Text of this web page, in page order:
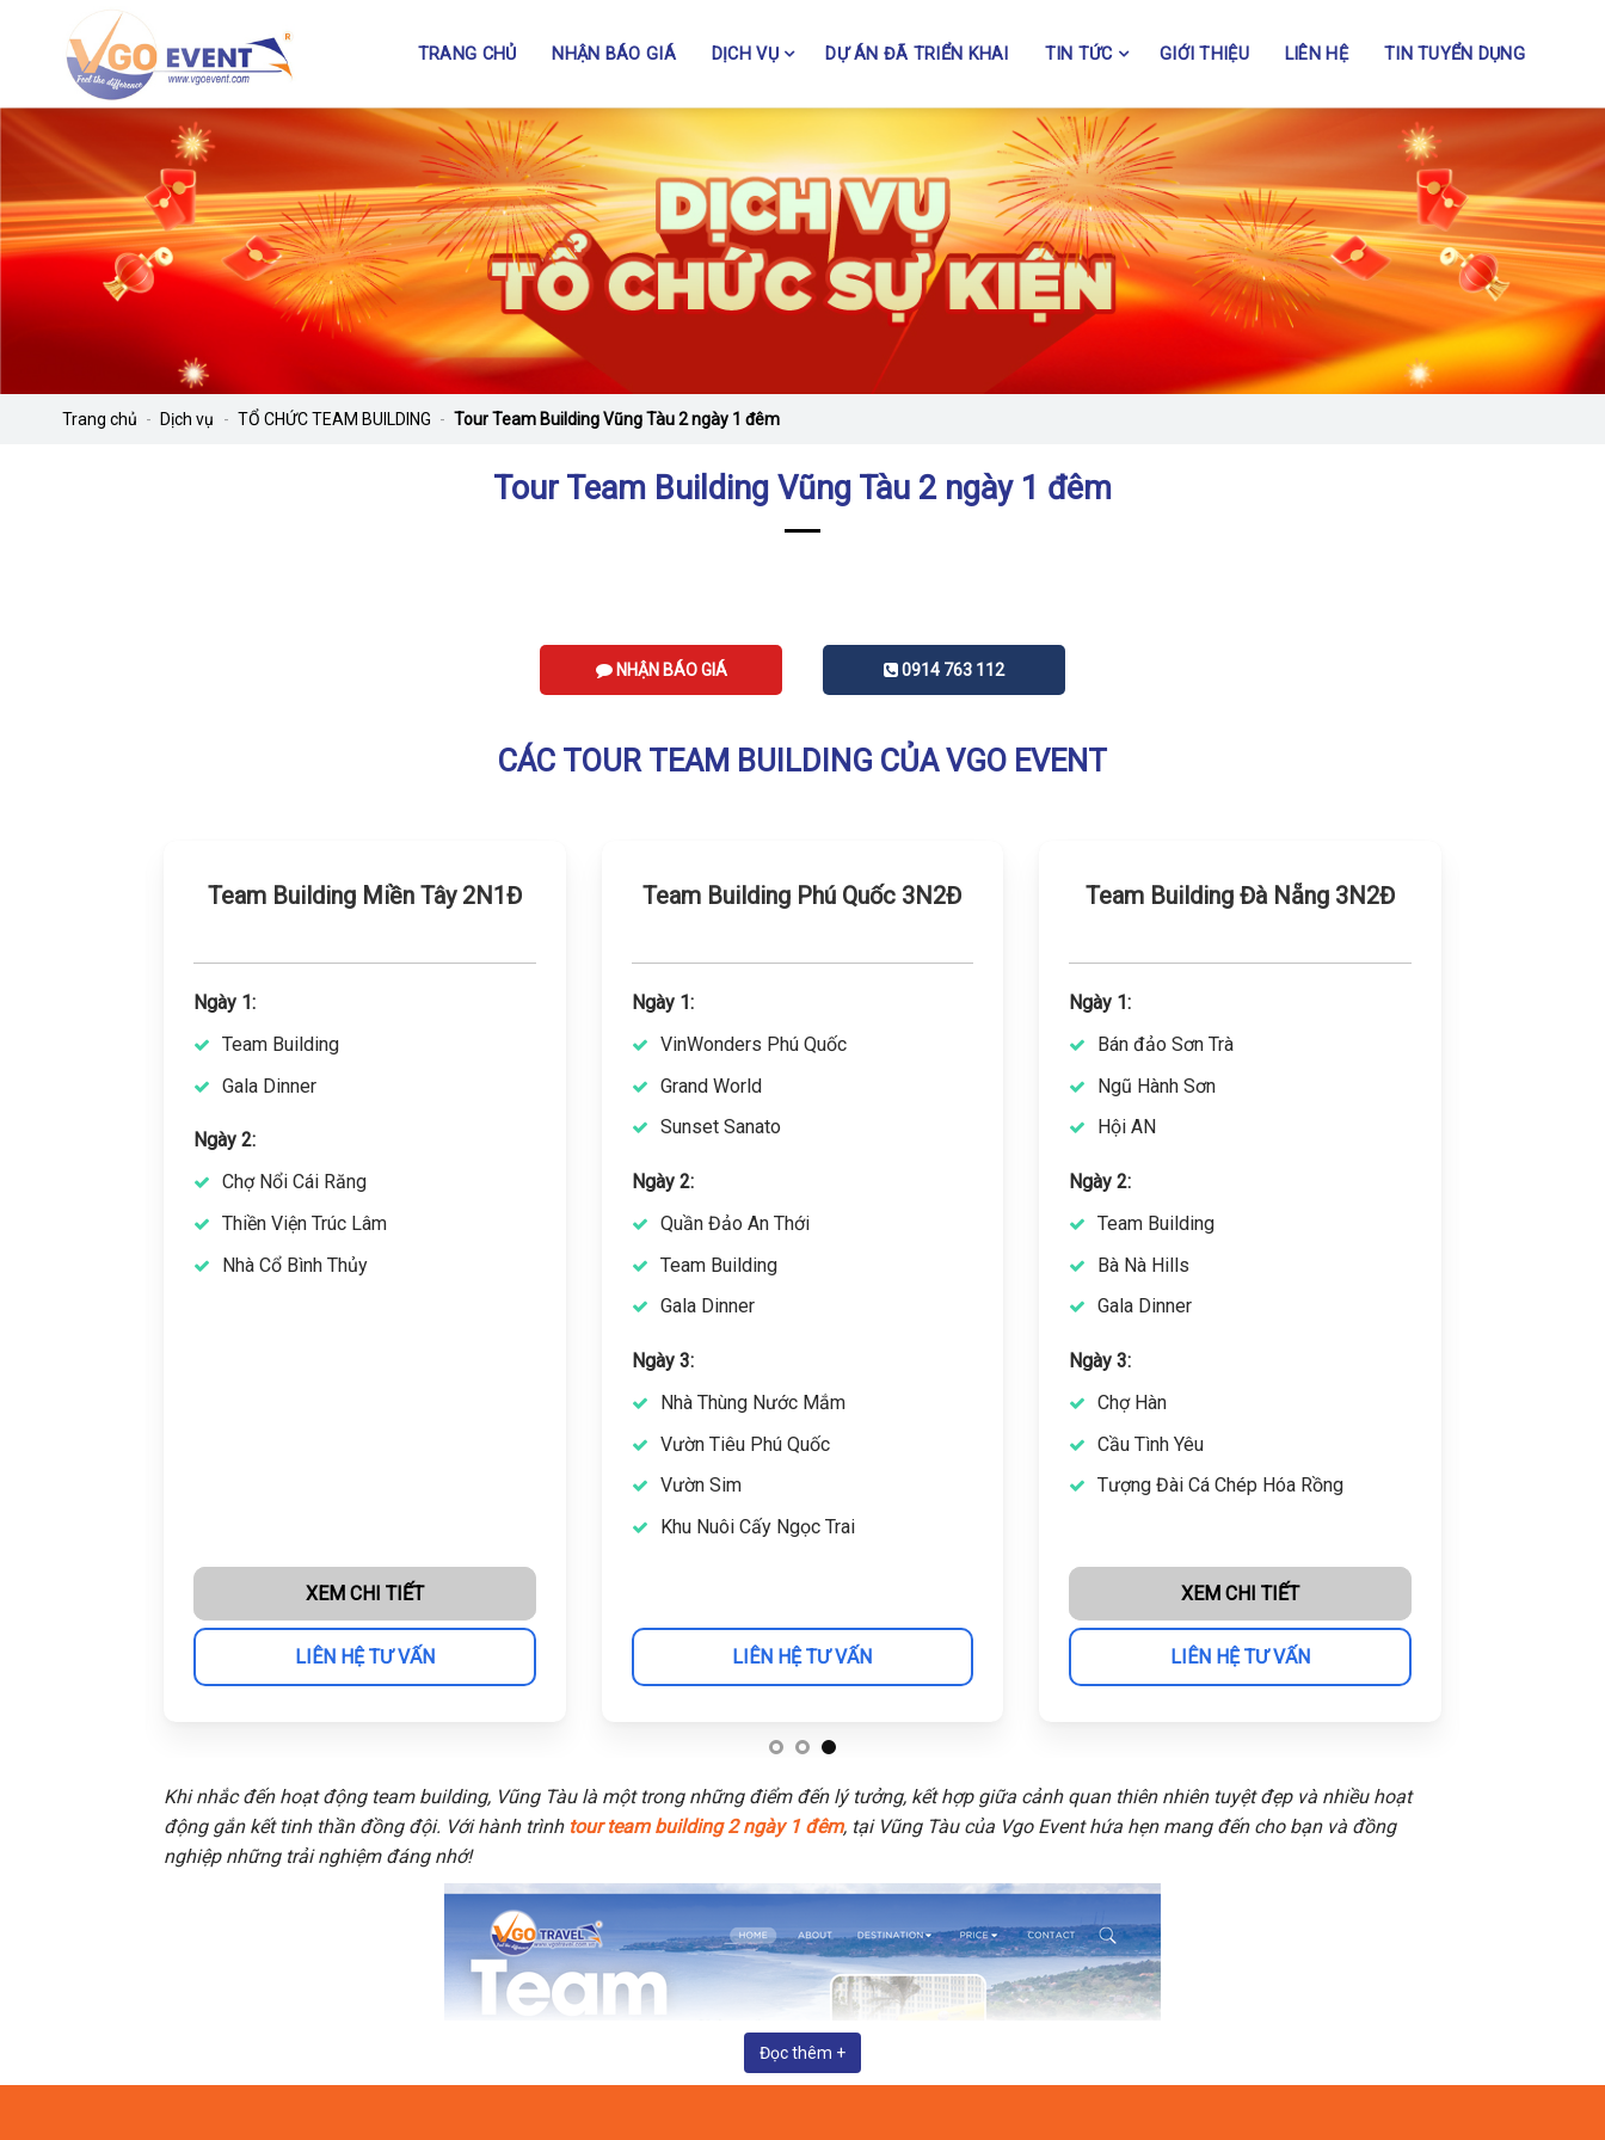
TRANG CHỦ NHẬN BÁO GIÁ DỊCH VỤ DỰ ÁN ĐÃ TRIỂN KHAI TIN TỨC GIỚI THIỆU LIÊN HỆ TIN TUYỂN DỤNG
Trang chủ - Dịch vụ - TỔ CHỨC TEAM BUILDING - Tour Team Building Vũng Tàu 2 ngày 1 đêm
Tour Team Building Vũng Tàu 2 ngày 1 đêm
NHẬN BÁO GIÁ 0914 763 112
CÁC TOUR TEAM BUILDING CỦA VGO EVENT
Team Building Đà Nẵng 3N2Đ
Ngày 1:
Bán đảo Sơn Trà
Ngũ Hành Sơn
Hội AN
Ngày 2:
Team Building
Bà Nà Hills
Gala Dinner
Ngày 3:
Chợ Hàn
Cầu Tình Yêu
Tượng Đài Cá Chép Hóa Rồng
XEM CHI TIẾT
LIÊN HỆ TƯ VẤN
Team Building Miền Tây 2N1Đ
Ngày 1:
Team Building
Gala Dinner
Ngày 2:
Chợ Nổi Cái Răng
Thiền Viện Trúc Lâm
Nhà Cổ Bình Thủy
XEM CHI TIẾT
LIÊN HỆ TƯ VẤN
Team Building Phú Quốc 3N2Đ
Ngày 1:
VinWonders Phú Quốc
Grand World
Sunset Sanato
Ngày 2:
Quần Đảo An Thới
Team Building
Gala Dinner
Ngày 3:
Nhà Thùng Nước Mắm
Vườn Tiêu Phú Quốc
Vườn Sim
Khu Nuôi Cấy Ngọc Trai
LIÊN HỆ TƯ VẤN
Khi nhắc đến hoạt động team building, Vũng Tàu là một trong những điểm đến lý tưởng, kết hợp giữa cảnh quan thiên nhiên tuyệt đẹp và nhiều hoạt
động gắn kết tinh thần đồng đội. Với hành trình tour team building 2 ngày 1 đêm, tại Vũng Tàu của Vgo Event hứa hẹn mang đến cho bạn và đồng
nghiệp những trải nghiệm đáng nhớ!
Đọc thêm +